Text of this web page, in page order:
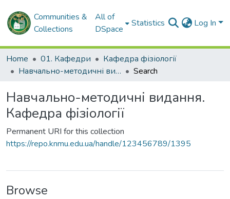
Communities &
Collections
All of
DSpace
Statistics Log In
Home 01. Кафедри
Кафедра фізіології
Навчально-методичні видання. Кафедра фізіології
Search
Навчально-методичні видання.
Кафедра фізіології
Permanent URI for this collection
https://repo.knmu.edu.ua/handle/123456789/1395
Browse